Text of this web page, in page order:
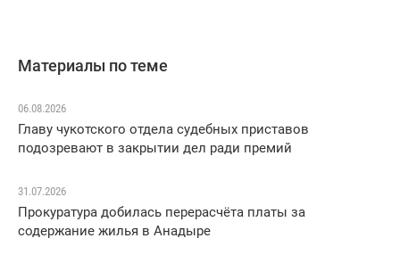
Материалы по теме
06.08.2026
Главу чукотского отдела судебных приставов
подозревают в закрытии дел ради премий
31.07.2026
Прокуратура добилась перерасчёта платы за
содержание жилья в Анадыре